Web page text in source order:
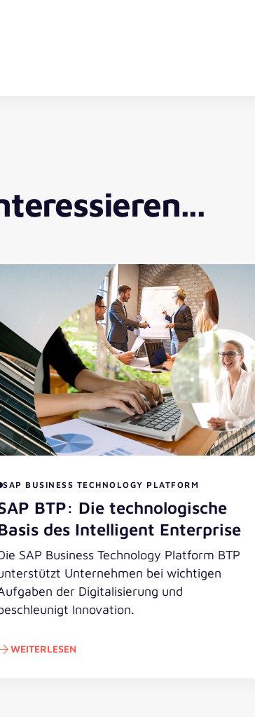
YouTube Video
Inhalt wird von einem Drittanbieter
das Anzeigen der externen Inhalte
dieNutzungsbedingungenvon
Video anzeigen Immer anzeigen
SAP BUSINESS TECHNOLOGY PLATFORM
BTP: Die technologische
des Intelligent Enterprise
SAP Business Technology Platform BTP
Unternehmen bei wichtigen
der Digitalisierung und
Innovation.
WEITERLESEN